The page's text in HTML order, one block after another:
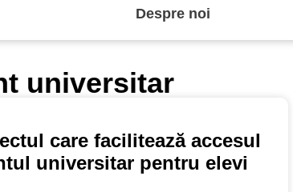
Despre noi
universitar
care facilitează accesul
universitar pentru elevi